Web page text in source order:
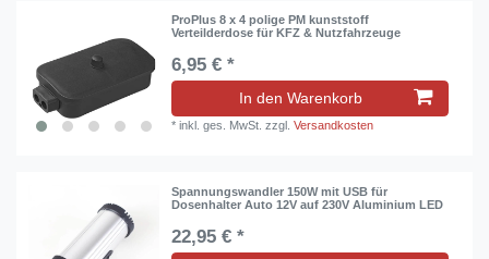
ProPlus 8 x 4 polige PM kunststoff
Verteilderdose für KFZ & Nutzfahrzeuge
6,95 € *
In den Warenkorb
*inkl. ges. MwSt. zzgl.Versandkosten
Spannungswandler 150W mit USB für
Dosenhalter Auto 12V auf 230V Aluminium LED
22,95 € *